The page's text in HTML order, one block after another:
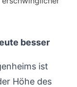
besser
ist
Höhe des